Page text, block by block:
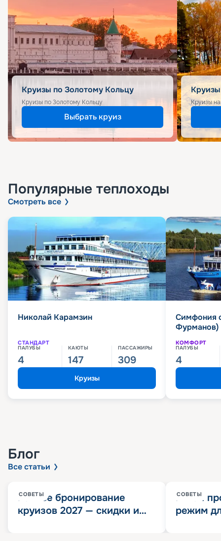
Круизы по Золотому Кольцу
Круизы по Золотому Кольцу
Выбрать круиз
Круизы
Популярные теплоходы
Смотреть все
Николай Карамзин
СТАНДАРТ
ПАЛУБЫ
4
КАЮТЫ
147
ПАССАЖИРЫ
309
Круизы
Симфония
Фурманов)
КОМФОРТ
ПАЛУБЫ
4
Блог
Все статьи
СОВЕТЫ
Раннее бронирование
круизов 2027 — скидки и
СОВЕТЫ
Китай
режим